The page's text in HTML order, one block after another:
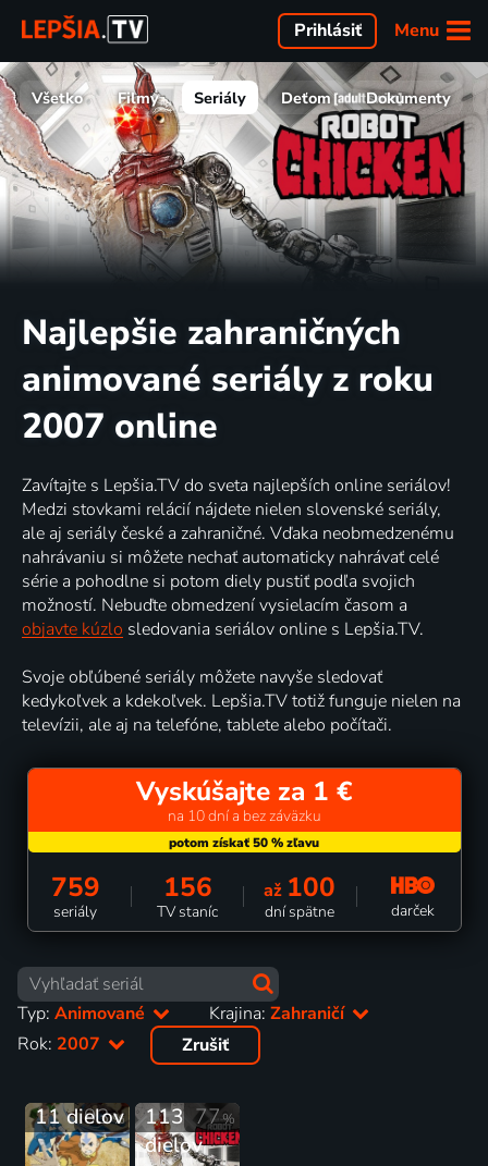
Menu
Prihlásiť
Všetko Filmy Seriály Deťom Dokumenty
Najlepšie zahraničných
animované seriály z roku
2007 online
Zavítajte s Lepšia.TV do sveta najlepších online seriálov!
Medzi stovkami relácií nájdete nielen slovenské seriály,
ale aj seriály české a zahraničné. Vďaka neobmedzenému
nahrávaniu si môžete nechať automaticky nahrávať celé
série a pohodlne si potom diely pustiť podľa svojich
možností. Nebuďte obmedzení vysielacím časom a
objavte kúzlo sledovania seriálov online s Lepšia.TV.
Svoje obľúbené seriály môžete navyše sledovať
kedykoľvek a kdekoľvek. Lepšia.TV totiž funguje nielen na
televízii, ale aj na telefóne, tablete alebo počítači.
Vyskúšajte za 1 €
na 10 dní a bez záväzku
759
seriály
156
TV staníc
až 100
dní spätne darček
Typ: Animované Krajina:Zahraničí
Rok: 2007 Zrušiť
93%
11 dielov 77%
113
dielov